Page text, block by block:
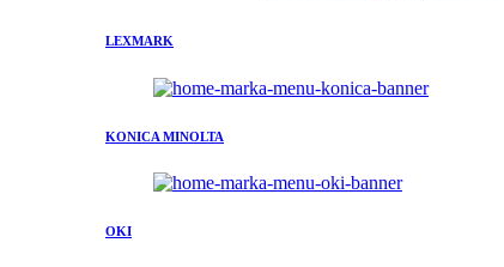
LEXMARK
KONICA MINOLTA
OKI